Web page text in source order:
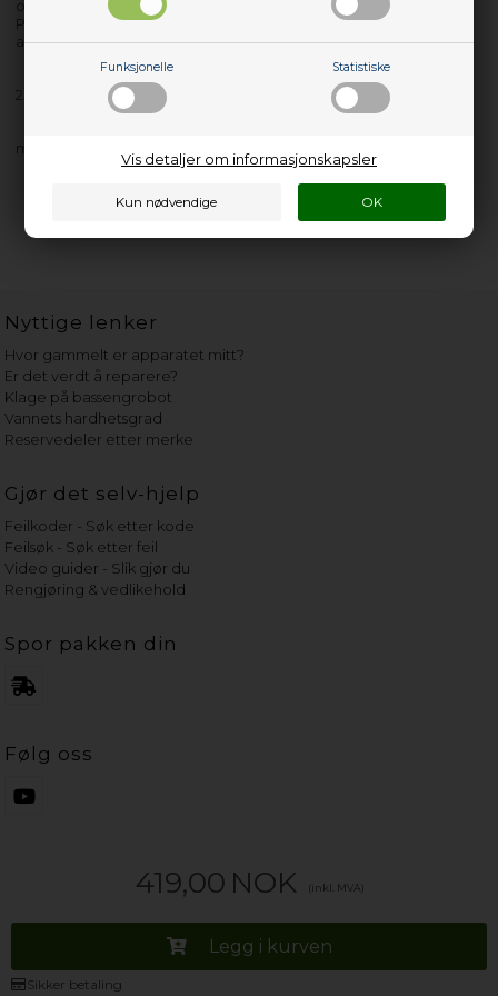
Funksjonelle Statistiske
Vis detaljer om informasjonskapsler
oppbevaring av mindre matvarer.
Produktet er kun egnet til modeller med produkt/PNC-nr. som
angitt etter bindestrek.
2504SP - 933003248- 0
med flere…
419,00 NOK (inkl. MVA)
Legg i kurven
Sikker betaling
Nyttige lenker
Hvor gammelt er apparatet mitt?
Er det verdt å reparere?
Klage på bassengrobot
Vannets hardhetsgrad
Reservedeler etter merke
Gjør det selv-hjelp
Feilkoder - Søk etter kode
Feilsøk - Søk etter feil
Video guider - Slik gjør du
Rengjøring & vedlikehold
Spor pakken din
Følg oss